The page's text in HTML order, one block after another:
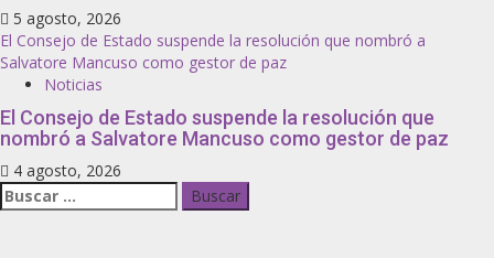
5 agosto, 2026
El Consejo de Estado suspende la resolución que nombró a
Salvatore Mancuso como gestor de paz
Noticias
El Consejo de Estado suspende la resolución que
nombró a Salvatore Mancuso como gestor de paz
4 agosto, 2026